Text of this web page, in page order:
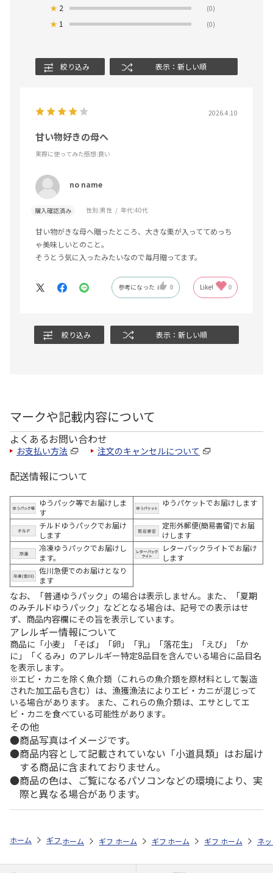
★ 2 (0)
★ 1 (0)
絞り込み 表示：新しい順
2026.4.10
甘い物好きの母へ
実際に使ってみた感想:良い
no name
購入確認済み 性別:男性 年代:40代
甘い物がきな母へ贈ったところ、大きな栗が入っててめっち
ゃ美味しいとのこと。
そうとう気に入ったみたいなので毎月贈ってます。
参考になった 0 Like! 0
絞り込み 表示：新しい順
マークや記載内容について
よくあるお問い合わせ
お支払い方法 注文のキャンセルについて
配送情報について
ゆうパック等でお届けしま
す
ゆうパケットでお届けします
チルドゆうパックでお届け
します
定形外郵便(簡易書留)でお届
けします
冷凍ゆうパックでお届けし
ます。
レターパックライトでお届け
します
佐川急便でのお届けとなり
ます
なお、「普通ゆうパック」の場合は表示しません。また、「夏期
のみチルドゆうパック」などとなる場合は、記号での表示はせ
ず、商品内容欄にその旨を表示しています。
アレルギー情報について
商品に「小麦」「そば」「卵」「乳」「落花生」「えび」「か
に」「くるみ」のアレルギー特定8品目を含んでいる場合に品目名
を表示します。
※エビ・カニを除く魚介類（これらの魚介類を原材料として製造
された加工品も含む）は、漁獲漁法によりエビ・カニが混じって
いる場合があります。 また、これらの魚介類は、エサとしてエ
ビ・カニを食べている可能性があります。
その他
商品写真はイメージです。
商品内容として記載されていない「小道具類」はお届け
する商品に含まれておりません。
商品の色は、ご覧になるパソコンなどの環境により、実
際と異なる場合があります。
ホーム ギフトストア お中元・夏ギフト特集 2026 お菓子・スイーツ
ホーム ギフトストア お中元・夏ギフト特集 2026
ホーム ギフトストア お中元・夏ギフト
ホーム ギフトストア お
ホーム ネ